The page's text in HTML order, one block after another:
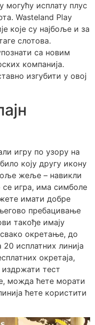
могућу исплату плус
Wasteland Play
које су најбоље и за
слотова.
са новим
компанија.
изгубити у овој
игру по узору на
коју другу икону
жеље – навикли
се игра, има симболе
имати добре
пребацивање
такође имају
окретање, до
исплатних линија
окретаја,
тест
можда ћете морати
ћете користити